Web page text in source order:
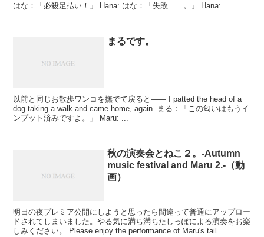
はな：「必殺足払い！」 Hana: はな：「失敗……。」 Hana:
まるです。
以前と同じお散歩ワンコを撫でて戻ると―― I patted the head of a
dog taking a walk and came home, again. まる：「この匂いはもうイ
ンプット済みですよ。」 Maru: ...
秋の演奏会とねこ２。-Autumn
music festival and Maru 2.-（動
画）
明日の夜プレミア公開にしようと思ったら間違って普通にアップロー
ドされてしまいました。やる気に満ち満ちたしっぽによる演奏をお楽
しみください。 Please enjoy the performance of Maru's tail. ...